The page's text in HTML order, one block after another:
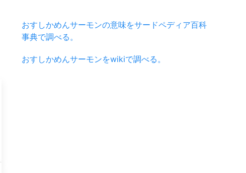
おすしかめんサーモンの意味をサードペディア百科
事典で調べる。
おすしかめんサーモンをwikiで調べる。